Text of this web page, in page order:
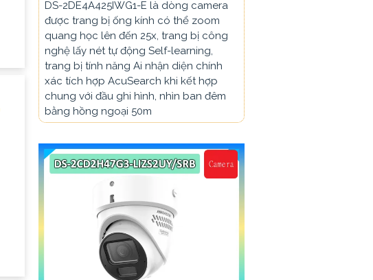
DS-2DE4A425IWG1-E là dòng camera
được trang bị ống kính có thể zoom
quang học lên đến 25x, trang bị công
nghệ lấy nét tự động Self-learning,
trang bị tính năng Ai nhận diện chính
xác tích hợp AcuSearch khi kết hợp
chung với đầu ghi hình, nhìn ban đêm
bằng hồng ngoại 50m